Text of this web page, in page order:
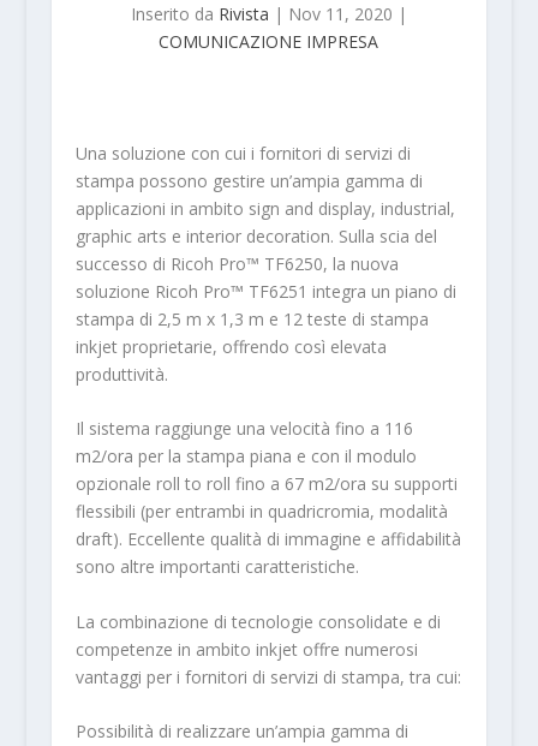
Inserito da Rivista | Nov 11, 2020 |
COMUNICAZIONE IMPRESA
Una soluzione con cui i fornitori di servizi di
stampa possono gestire un’ampia gamma di
applicazioni in ambito sign and display, industrial,
graphic arts e interior decoration. Sulla scia del
successo di Ricoh Pro™ TF6250, la nuova
soluzione Ricoh Pro™ TF6251 integra un piano di
stampa di 2,5 m x 1,3 m e 12 teste di stampa
inkjet proprietarie, offrendo così elevata
produttività.
Il sistema raggiunge una velocità fino a 116
m2/ora per la stampa piana e con il modulo
opzionale roll to roll fino a 67 m2/ora su supporti
flessibili (per entrambi in quadricromia, modalità
draft). Eccellente qualità di immagine e affidabilità
sono altre importanti caratteristiche.
La combinazione di tecnologie consolidate e di
competenze in ambito inkjet offre numerosi
vantaggi per i fornitori di servizi di stampa, tra cui:
Possibilità di realizzare un’ampia gamma di